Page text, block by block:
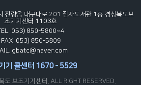
진량읍 대구대로 201 점자도서관 1층 경상북도보
조기기센터 1103호
053) 850-5800~4
FAX. 053) 850-5809
gbatc@naver.com
기 콜센터 1670 - 5529
도 보조기기센터. ALL RIGHT RESERVED.